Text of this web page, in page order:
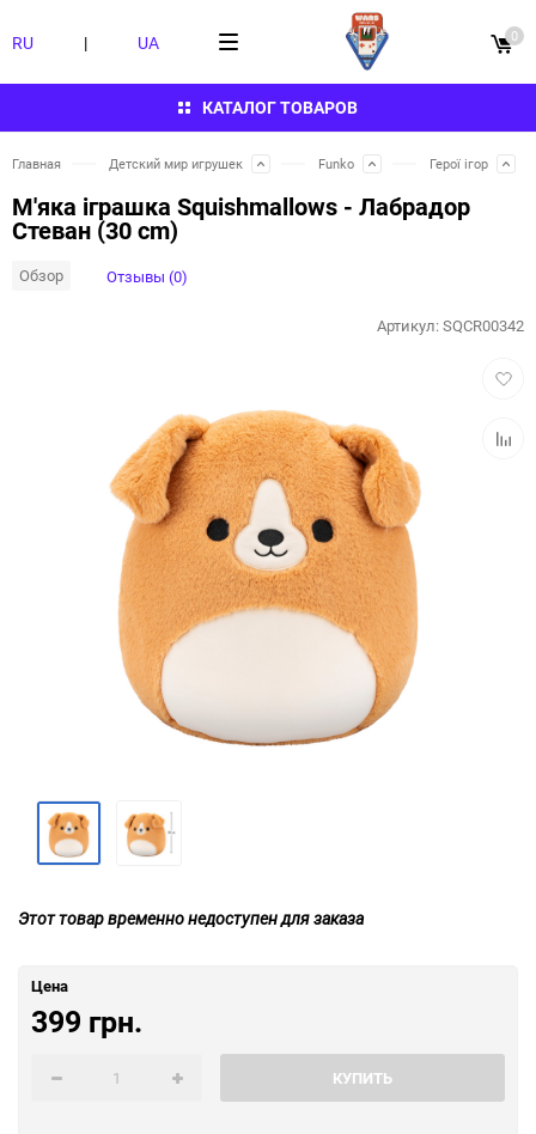
КАТАЛОГ ТОВАРОВ
RU | UA 0
Главная Детский мир игрушек Funko Герої ігор
М'яка іграшка Squishmallows - Лабрадор
Стеван (30 cm)
Обзор Отзывы (0)
Артикул:SQCR00342
Этот товар временно недоступен для заказа
Цена
399 грн.
КУПИТЬ